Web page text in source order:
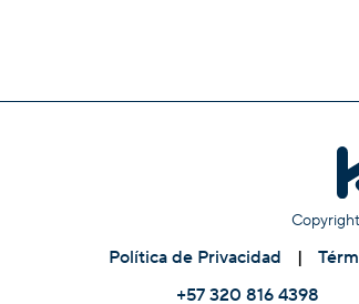
Política de Privacidad |
+57 320 816 4398